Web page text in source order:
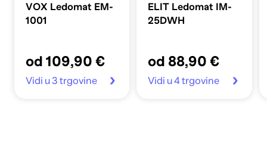
VOX Ledomat EM-
1001
od 109,90 €
Vidi u 3 trgovine
ELIT Ledomat IM-
25DWH
od 88,90 €
Vidi u 4 trgovine